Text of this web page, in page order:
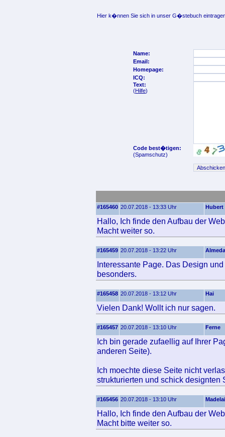
Hier k�nnen Sie sich in unser G�stebuch
Name:
Email:
Homepage:
ICQ:
Text:
(Hilfe)
Code best�tigen:
(Spamschutz)
#165460 20.07.2018 - 13:33 Uhr Hubert
Hallo, Ich finde den Aufbau der
Macht weiter so.
#165459 20.07.2018 - 13:22 Uhr Almeda
Interessante Page. Das Design
besonders.
#165458 20.07.2018 - 13:12 Uhr Hai
Vielen Dank! Wollt ich nur sagen.
#165457 20.07.2018 - 13:10 Uhr Ferne
Ich bin gerade zufaellig auf Ihrer
anderen Seite).
Ich moechte diese Seite nicht
strukturierten und schick designten
#165456 20.07.2018 - 13:10 Uhr
Hallo, Ich finde den Aufbau der
Macht bitte weiter so.